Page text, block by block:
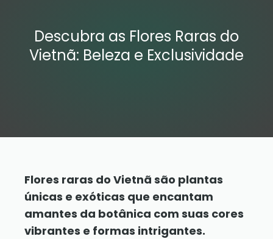
Descubra as Flores Raras do
Vietnã: Beleza e Exclusividade
Flores raras do Vietnã são plantas
únicas e exóticas que encantam
amantes da botânica com suas cores
vibrantes e formas intrigantes.